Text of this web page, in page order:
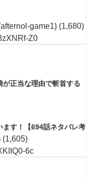
game1) (1,680)
Z0
が正当な理由で斬首する
ます！【694話ネタバレ考
(1,605)
6c